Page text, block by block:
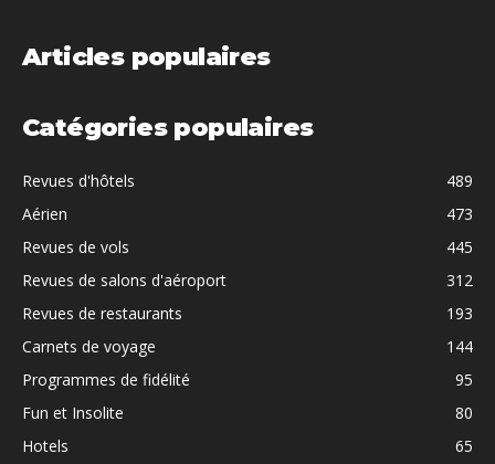
Articles populaires
Catégories populaires
Revues d'hôtels
489
Aérien
473
Revues de vols
445
Revues de salons d'aéroport
312
Revues de restaurants
193
Carnets de voyage
144
Programmes de fidélité
95
Fun et Insolite
80
Hotels
65